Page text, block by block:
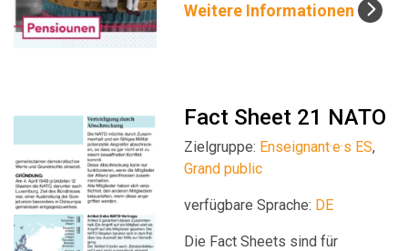
Weitere Informationen
Fact Sheet 21 NATO
Zielgruppe: Enseignant·e·s ES,
Grand public
verfügbare Sprache: DE
Die Fact Sheets sind für